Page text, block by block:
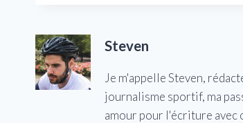
Steven
Je m'appelle Steven,
journalisme sportif, ma
amour pour l'écriture avec